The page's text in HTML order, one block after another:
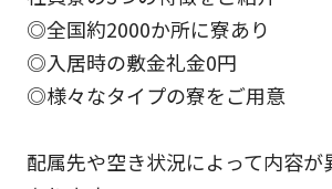
◎全国約2000か所に寮あり
◎入居時の敷金礼金0円
◎様々なタイプの寮をご用意
配属先や空き状況によって内容